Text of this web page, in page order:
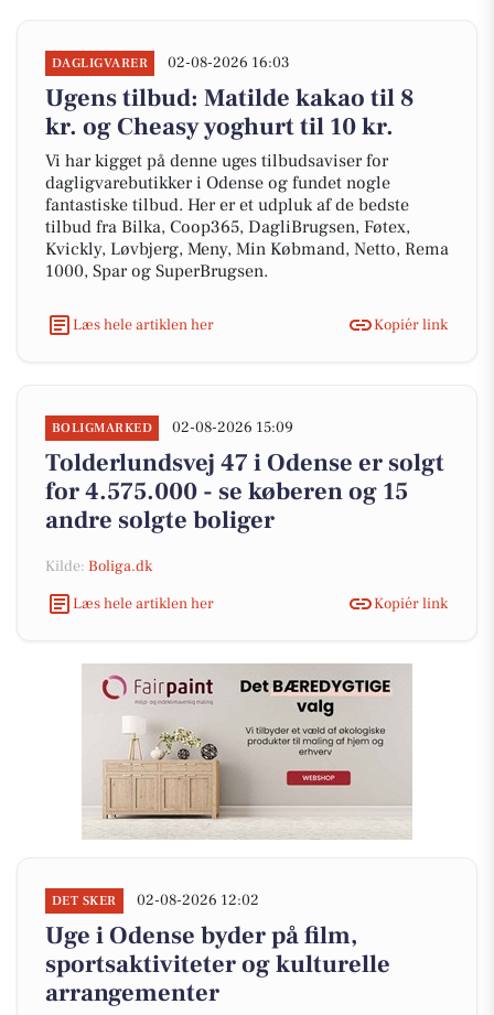
DAGLIGVARER 02-08-2026 16:03
Ugens tilbud: Matilde kakao til 8
kr. og Cheasy yoghurt til 10 kr.
Vi har kigget på denne uges tilbudsaviser for
dagligvarebutikker i Odense og fundet nogle
fantastiske tilbud. Her er et udpluk af de bedste
tilbud fra Bilka, Coop365, DagliBrugsen, Føtex,
Kvickly, Løvbjerg, Meny, Min Købmand, Netto, Rema
1000, Spar og SuperBrugsen.
Læs hele artiklen her Kopiér link
BOLIGMARKED 02-08-2026 15:09
Tolderlundsvej 47 i Odense er solgt
for 4.575.000 - se køberen og 15
andre solgte boliger
Kilde: Boliga.dk
Læs hele artiklen her
Kopiér link
DET SKER 02-08-2026 12:02
Uge i Odense byder på film,
sportsaktiviteter og kulturelle
arrangementer